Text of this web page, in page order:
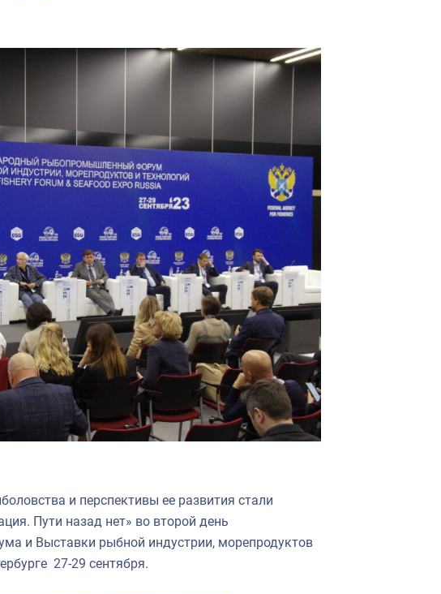
и перспективы ее развития стали
Пути назад нет» во второй день
и Выставки рыбной индустрии, морепродуктов
27-29 сентября.